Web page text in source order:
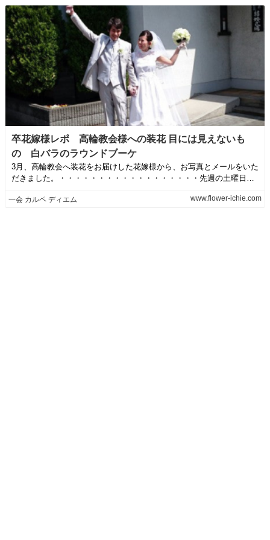
卒花嫁様レポ 高輪教会様への装花 目には見えないも
の 白バラのラウンドブーケ
3月、高輪教会へ装花をお届けした花嫁様から、お写真とメールをいた
だきました。・・・・・・・・・・・・・・・・・・先週の土曜日は
一会 カルペ ディエム www.flower-ichie.com